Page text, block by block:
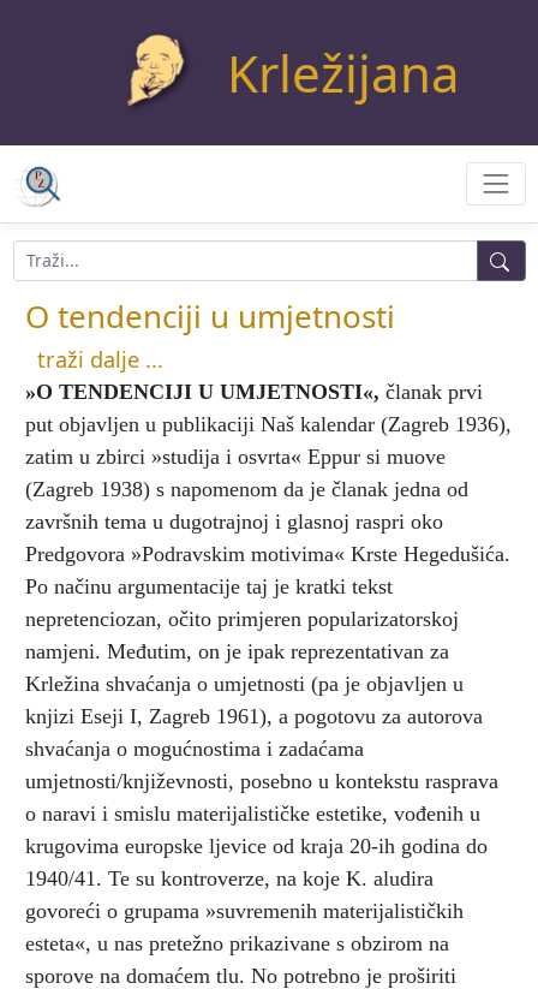
Krležijana
O tendenciji u umjetnosti
traži dalje ...
»O TENDENCIJI U UMJETNOSTI«, članak prvi
put objavljen u publikaciji Naš kalendar (Zagreb 1936),
zatim u zbirci »studija i osvrta« Eppur si muove
(Zagreb 1938) s napomenom da je članak jedna od
završnih tema u dugotrajnoj i glasnoj raspri oko
Predgovora »Podravskim motivima« Krste Hegedušića.
Po načinu argumentacije taj je kratki tekst
nepretenciozan, očito primjeren popularizatorskoj
namjeni. Međutim, on je ipak reprezentativan za
Krležina shvaćanja o umjetnosti (pa je objavljen u
knjizi Eseji I, Zagreb 1961), a pogotovu za autorova
shvaćanja o mogućnostima i zadaćama
umjetnosti/književnosti, posebno u kontekstu rasprava
o naravi i smislu materijalističke estetike, vođenih u
krugovima europske ljevice od kraja 20-ih godina do
1940/41. Te su kontroverze, na koje K. aludira
govoreći o grupama »suvremenih materijalističkih
esteta«, u nas pretežno prikazivane s obzirom na
sporove na domaćem tlu. No potrebno je proširiti